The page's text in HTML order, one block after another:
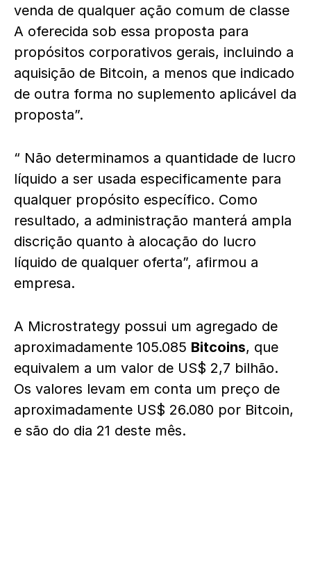
venda de qualquer ação comum de classe
A oferecida sob essa proposta para
propósitos corporativos gerais, incluindo a
aquisição de Bitcoin, a menos que indicado
de outra forma no suplemento aplicável da
proposta”.
“ Não determinamos a quantidade de lucro
líquido a ser usada especificamente para
qualquer propósito específico. Como
resultado, a administração manterá ampla
discrição quanto à alocação do lucro
líquido de qualquer oferta”, afirmou a
empresa.
A Microstrategy possui um agregado de
aproximadamente 105.085 Bitcoins, que
equivalem a um valor de US$ 2,7 bilhão.
Os valores levam em conta um preço de
aproximadamente US$ 26.080 por Bitcoin,
e são do dia 21 deste mês.